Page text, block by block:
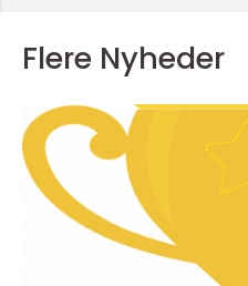
Flere Nyheder